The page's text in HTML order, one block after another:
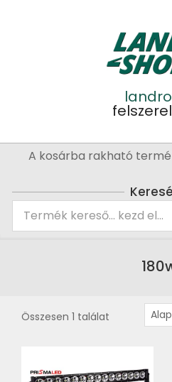
PrimaryA kosárba rakható
Összesen 1 találat